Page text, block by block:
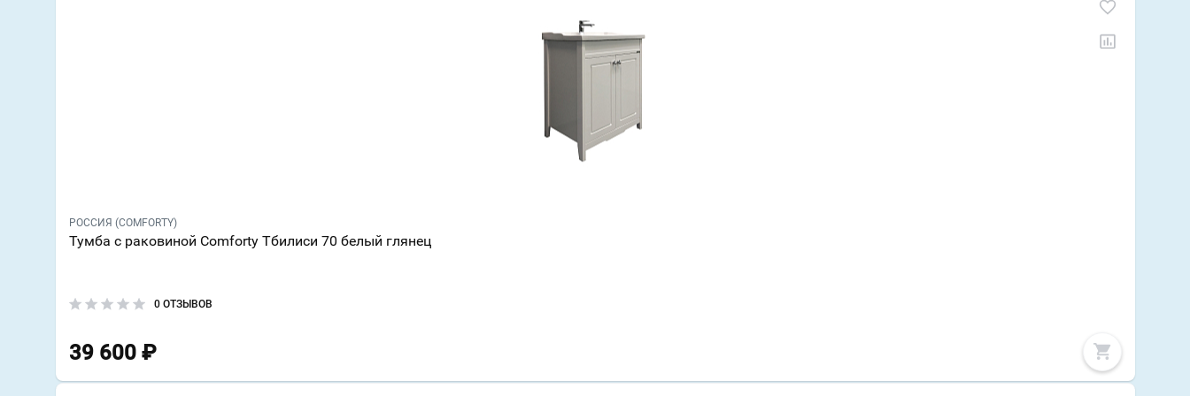
РОССИЯ (COMFORTY)
Тумба с раковиной Comforty Тбилиси 70 белый глянец
0 ОТЗЫВОВ
39 600 ₽